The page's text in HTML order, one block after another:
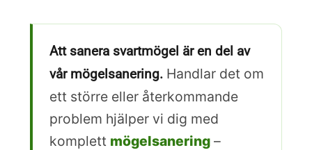
Att sanera svartmögel är en del av
vår mögelsanering.Handlar det om
ett större eller återkommande
problem hjälper vi dig med
komplett mögelsanering–